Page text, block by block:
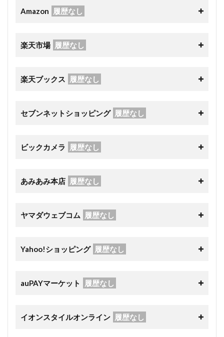
Amazon 履歴なし
楽天市場 履歴なし
楽天ブックス 履歴なし
セブンネットショッピング 履歴なし
ビックカメラ 履歴なし
あみあみ本店 履歴なし
ヤマダウェブコム 履歴なし
Yahoo!ショッピング 履歴なし
auPAYマーケット 履歴なし
イオンスタイルオンライン 履歴なし